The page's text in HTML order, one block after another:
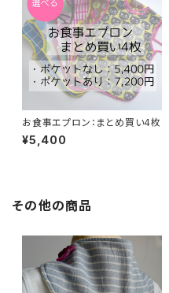
お食事エプロン：まとめ買い4枚
¥5,400
その他の商品